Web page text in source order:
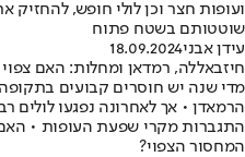
ועופות חצר וכן לולי חופש, להחזיק
שוטטותם בשטח פתוח
עידן אבני18.09.2024
חיזבאללה, רמדאן ומחלות: האם
מדי שנה יש חוסרים קבועים
הרמאדן • אך לאחרונה נפגעו לולים
התגברות מקרי שפעת העופות •
המחסור הצפוי?